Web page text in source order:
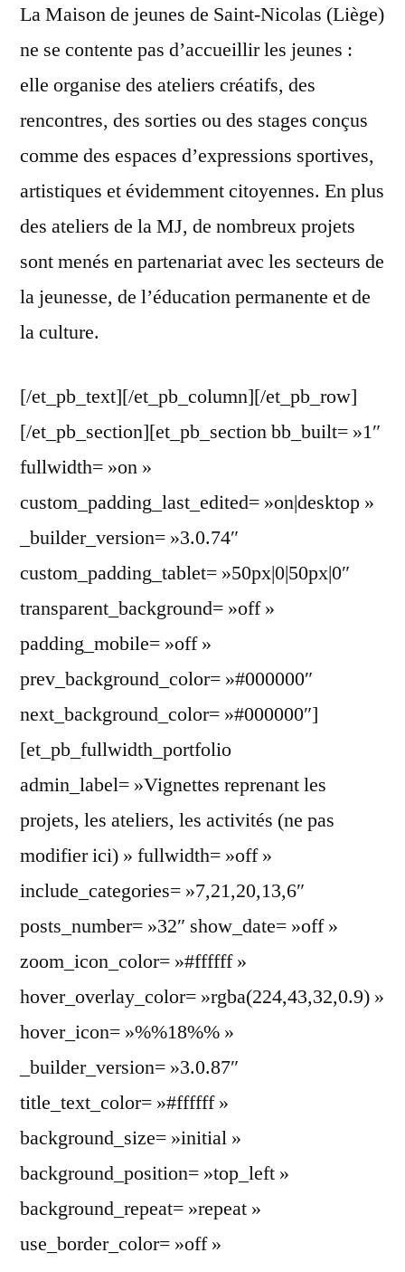
La Maison de jeunes de Saint-Nicolas (Liège)
ne se contente pas d’accueillir les jeunes :
elle organise des ateliers créatifs, des
rencontres, des sorties ou des stages conçus
comme des espaces d’expressions sportives,
artistiques et évidemment citoyennes. En plus
des ateliers de la MJ, de nombreux projets
sont menés en partenariat avec les secteurs de
la jeunesse, de l’éducation permanente et de
la culture.
[/et_pb_text][/et_pb_column][/et_pb_row]
[/et_pb_section][et_pb_section bb_built= »1″
fullwidth= »on »
custom_padding_last_edited= »on|desktop »
_builder_version= »3.0.74″
custom_padding_tablet= »50px|0|50px|0″
transparent_background= »off »
padding_mobile= »off »
prev_background_color= »#000000″
next_background_color= »#000000″]
[et_pb_fullwidth_portfolio
admin_label= »Vignettes reprenant les
projets, les ateliers, les activités (ne pas
modifier ici) » fullwidth= »off »
include_categories= »7,21,20,13,6″
posts_number= »32″ show_date= »off »
zoom_icon_color= »#ffffff »
hover_overlay_color= »rgba(224,43,32,0.9) »
hover_icon= »%%18%% »
_builder_version= »3.0.87″
title_text_color= »#ffffff »
background_size= »initial »
background_position= »top_left »
background_repeat= »repeat »
use_border_color= »off »